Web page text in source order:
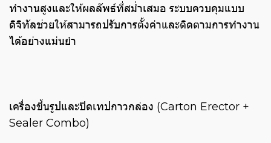
ทำงานสูงและให้ผลลัพธ์ที่สม่ำเสมอ ระบบควบคุมแบบ
ดิจิทัลช่วยให้สามารถปรับการตั้งค่าและติดตามการทำงาน
ได้อย่างแม่นยำ
เครื่องขึ้นรูปและปิดเทปกาวกล่อง (Carton Erector +
Sealer Combo)